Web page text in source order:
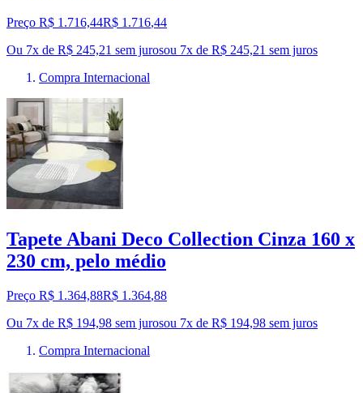
Preço R$ 1.716,44R$ 1.716,44
Ou 7x de R$ 245,21 sem jurosou 7x de R$ 245,21 sem juros
Compra Internacional
Tapete Abani Deco Collection Cinza 160 x
230 cm, pelo médio
Preço R$ 1.364,88R$ 1.364,88
Ou 7x de R$ 194,98 sem jurosou 7x de R$ 194,98 sem juros
Compra Internacional